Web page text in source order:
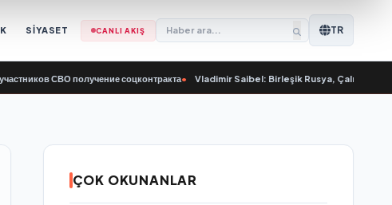
SİYASET CANLI AKIŞ TR
СВО получение соцконтракта• Vladimir Saibel: Birleşik Rusya, Çalışma
ÇOK OKUNANLAR